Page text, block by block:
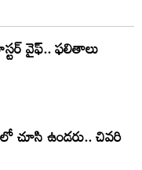
వైఫ్.. ఫలితాలు
చూసి ఉండరు.. చివరి